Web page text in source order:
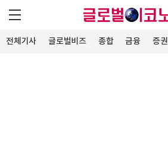
전체기사 글로벌비즈 종합 금융 증권